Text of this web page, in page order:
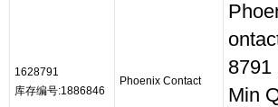
1628791
库存编号:1886846
Phoenix Contact
8791
Min